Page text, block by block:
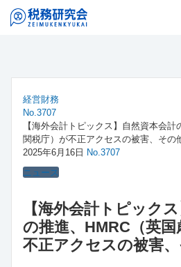
経営財務
No.3707
【海外会計トピックス】自然資本会
関税庁）が不正アクセスの被害、その
2025年6月16日 No.3707
ニュース
【海外会計トピック
の推進、HMRC（英
不正アクセスの被害